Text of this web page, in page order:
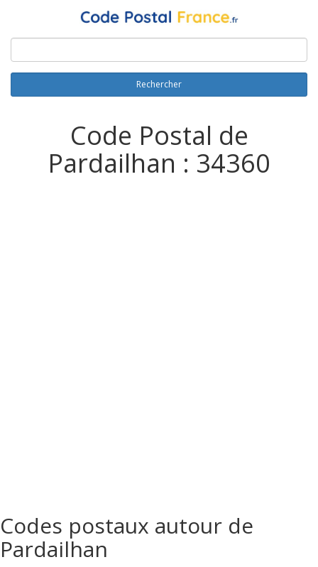
Rechercher
Code Postal de
Pardailhan : 34360
Codes postaux autour de
Pardailhan